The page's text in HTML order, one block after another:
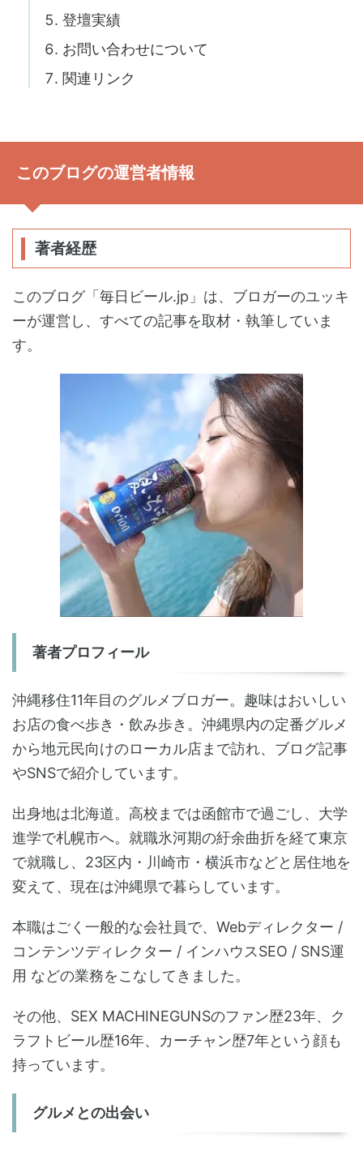
登壇実績
お問い合わせについて
関連リンク
このブログの運営者情報
著者経歴
このブログ「毎日ビール.jp」は、ブロガーのユッキ
ーが運営し、すべての記事を取材・執筆していま
す。
著者プロフィール
沖縄移住11年目のグルメブロガー。趣味はおいしい
お店の食べ歩き・飲み歩き。沖縄県内の定番グルメ
から地元民向けのローカル店まで訪れ、ブログ記事
やSNSで紹介しています。
出身地は北海道。高校までは函館市で過ごし、大学
進学で札幌市へ。就職氷河期の紆余曲折を経て東京
で就職し、23区内・川崎市・横浜市などと居住地を
変えて、現在は沖縄県で暮らしています。
本職はごく一般的な会社員で、Webディレクター /
コンテンツディレクター / インハウスSEO / SNS運
用 などの業務をこなしてきました。
その他、SEX MACHINEGUNSのファン歴23年、ク
ラフトビール歴16年、カーチャン歴7年という顔も
持っています。
グルメとの出会い